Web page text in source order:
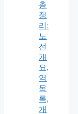
총
정
리:
노
선
개
요,
역
목
록,
개